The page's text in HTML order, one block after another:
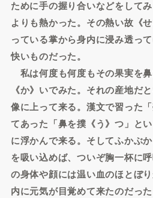
ために手の握り合いなどをして
よりも熱かった。その熱い故《
っている掌から身内に浸み透っ
快いものだった。
私は何度も何度もその果実を
《か》いでみた。それの産地だ
像に上って来る。漢文で習った
てあった「鼻を撲《う》つ」と
に浮かんで来る。そしてふかぶ
を吸い込めば、ついぞ胸一杯に
の身体や顔には温い血のほとぼ
内に元気が目覚めて来たのだっ